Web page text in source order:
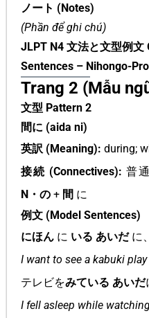
ノート (Notes)
(Phần để ghi chú)
JLPT N4 文法と文型例
Sentences – Nihongo-
Trang 2 (Mẫu
文型 Pattern 2
間に (aida ni)
英訳 (Meaning): during;
接続 (Connectives): 普
N・の + 間 に
例文 (Model Sentences)
にほん に いる あいだに、
I want to see a kabuki
テレビをみている あいだ
I fell asleep while